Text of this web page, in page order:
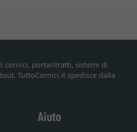
cornici, portaritratti, sistemi di
TuttoCornici.it spedisce dalla
Aiuto